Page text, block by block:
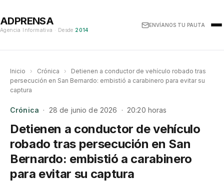
ADPRENSA
Agencia Informativa · Desde 2014
ENVÍANOS TU PAUTA
Inicio › Crónica ›
Detienen a conductor de vehículo robado tras
persecución en San Bernardo: embistió a carabinero para evitar su
captura
Crónica · 28 de junio de 2026 · 20:20 horas
Detienen a conductor de vehículo
robado tras persecución en San
Bernardo: embistió a carabinero
para evitar su captura